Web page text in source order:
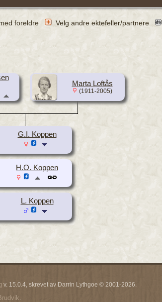
foreldre Velg andre ektefeller/partnere
Marta Loftås
(1911-2005)
G.I. Koppen
L. Koppen
H.O. Koppen
v. 15.0.4, skrevet av Darrin Lythgoe © 2001-2026.